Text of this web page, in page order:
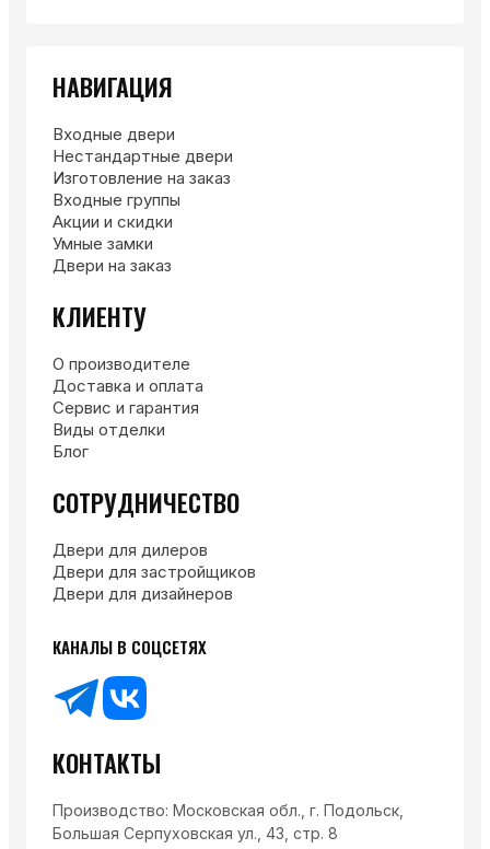
НАВИГАЦИЯ
Входные двери
Нестандартные двери
Изготовление на заказ
Входные группы
Акции и скидки
Умные замки
Двери на заказ
КЛИЕНТУ
О производителе
Доставка и оплата
Сервис и гарантия
Виды отделки
Блог
СОТРУДНИЧЕСТВО
Двери для дилеров
Двери для застройщиков
Двери для дизайнеров
КАНАЛЫ В СОЦСЕТЯХ
КОНТАКТЫ
Производство: Московская обл., г. Подольск,
Большая Серпуховская ул., 43, стр. 8